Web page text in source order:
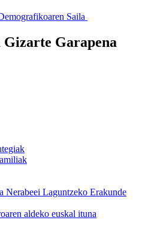
Saila
Garapena
Nerabeei Laguntzeko Erakunde
aldeko euskal ituna